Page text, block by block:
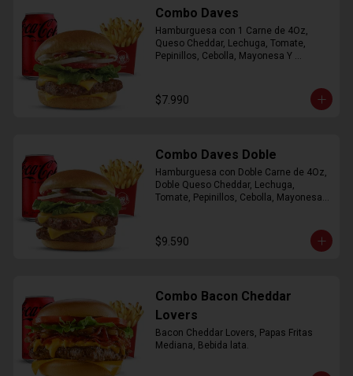
Combo Daves
Hamburguesa con 1 Carne de 4Oz,
Queso Cheddar, Lechuga, Tomate,
Pepinillos, Cebolla, Mayonesa Y
$7.990
Combo Daves Doble
Hamburguesa con Doble Carne de 4Oz,
Doble Queso Cheddar, Lechuga,
Tomate, Pepinillos, Cebolla, Mayonesa y
$9.590
Combo Bacon Cheddar
Lovers
Bacon Cheddar Lovers, Papas Fritas
Mediana, Bebida lata.